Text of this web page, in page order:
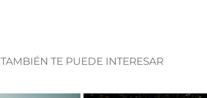
TAMBIÉN TE PUEDE INTERESAR